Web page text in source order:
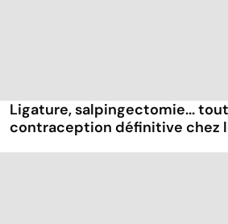
Ligature, salpingectomie...
contraception définitive chez